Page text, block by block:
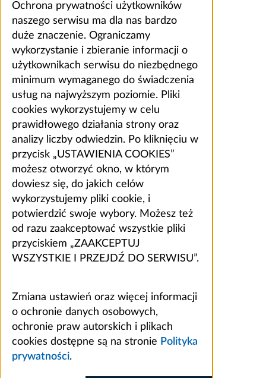
Ochrona prywatności użytkowników
naszego serwisu ma dla nas bardzo
duże znaczenie. Ograniczamy
wykorzystanie i zbieranie informacji o
użytkownikach serwisu do niezbędnego
minimum wymaganego do świadczenia
usług na najwyższym poziomie. Pliki
cookies wykorzystujemy w celu
prawidłowego działania strony oraz
analizy liczby odwiedzin. Po kliknięciu w
przycisk „USTAWIENIA COOKIES”
możesz otworzyć okno, w którym
dowiesz się, do jakich celów
wykorzystujemy pliki cookie, i
potwierdzić swoje wybory. Możesz też
od razu zaakceptować wszystkie pliki
przyciskiem „ZAAKCEPTUJ
WSZYSTKIE I PRZEJDŹ DO SERWISU”.
Zmiana ustawień oraz więcej informacji
o ochronie danych osobowych,
ochronie praw autorskich i plikach
cookies dostępne są na stronie Polityka
prywatności.